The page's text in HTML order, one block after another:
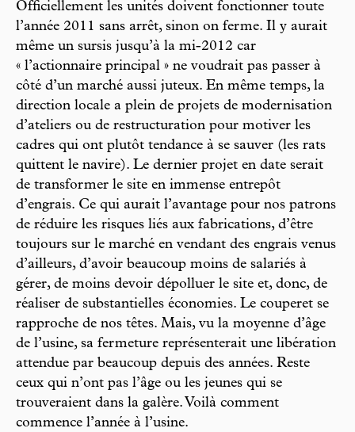
Officiellement les unités doivent fonctionner toute
l’année 2011 sans arrêt, sinon on ferme. Il y aurait
même un sursis jusqu’à la mi-2012 car
« l’actionnaire principal » ne voudrait pas passer à
côté d’un marché aussi juteux. En même temps, la
direction locale a plein de projets de modernisation
d’ateliers ou de restructuration pour motiver les
cadres qui ont plutôt tendance à se sauver (les rats
quittent le navire). Le dernier projet en date serait
de transformer le site en immense entrepôt
d’engrais. Ce qui aurait l’avantage pour nos patrons
de réduire les risques liés aux fabrications, d’être
toujours sur le marché en vendant des engrais venus
d’ailleurs, d’avoir beaucoup moins de salariés à
gérer, de moins devoir dépolluer le site et, donc, de
réaliser de substantielles économies. Le couperet se
rapproche de nos têtes. Mais, vu la moyenne d’âge
de l’usine, sa fermeture représenterait une libération
attendue par beaucoup depuis des années. Reste
ceux qui n’ont pas l’âge ou les jeunes qui se
trouveraient dans la galère. Voilà comment
commence l’année à l’usine.